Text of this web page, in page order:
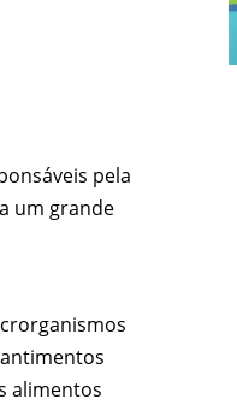
pela
um grande
alimentos